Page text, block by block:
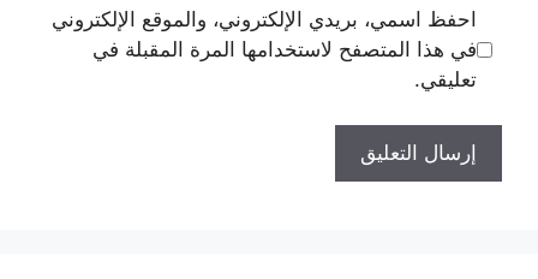
احفظ اسمي، بريدي الإلكتروني، والموقع الإلكتروني
في هذا المتصفح لاستخدامها المرة المقبلة في
تعليقي.